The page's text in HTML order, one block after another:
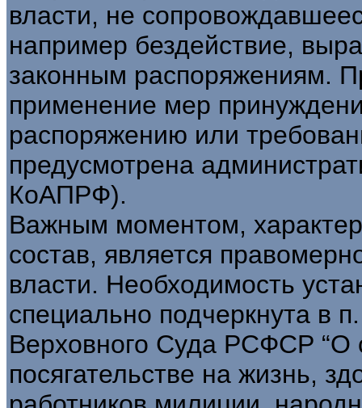
власти, не
например бездействие,
законным распоряжениям.
применение мер
распоряжению или
предусмотрена
КоАПРФ).
Важным моментом,
состав, является
власти. Необходимость
специально подчеркнута в
Верховного Суда РСФСР “О
посягательстве на жизнь,